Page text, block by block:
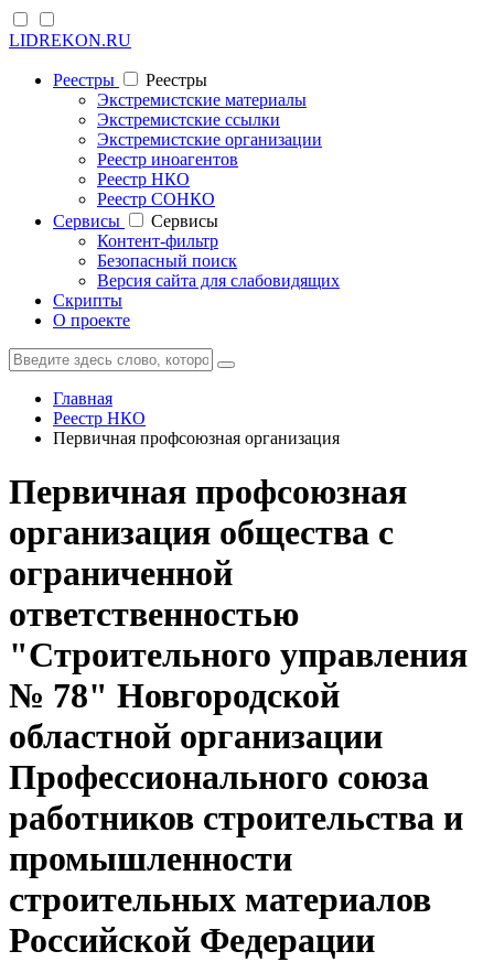
LIDREKON.RU
Реестры
Реестры
Экстремистские материалы
Экстремистские ссылки
Экстремистские организации
Реестр иноагентов
Реестр НКО
Реестр СОНКО
Cервисы
Cервисы
Контент-фильтр
Безопасный поиск
Версия сайта для слабовидящих
Скрипты
О проекте
Главная
Реестр НКО
Первичная профсоюзная организация
Первичная профсоюзная
организация общества с
ограниченной
ответственностью
"Строительного управления
№ 78" Новгородской
областной организации
Профессионального союза
работников строительства и
промышленности
строительных материалов
Российской Федерации